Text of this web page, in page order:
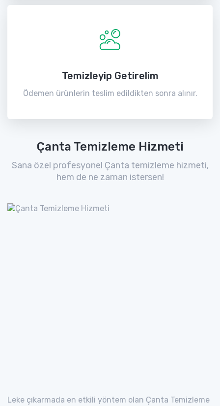
Temizleyip Getirelim
Ödemen ürünlerin teslim edildikten sonra alınır.
Çanta Temizleme Hizmeti
Sana özel profesyonel Çanta temizleme hizmeti,
hem de ne zaman istersen!
Leke çıkarmada en etkili yöntem olan Çanta Temizleme